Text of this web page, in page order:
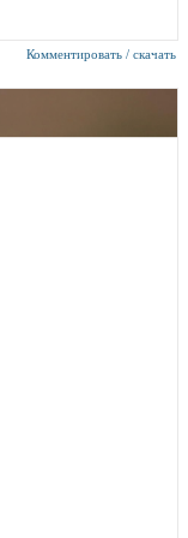
Комментировать / скачать